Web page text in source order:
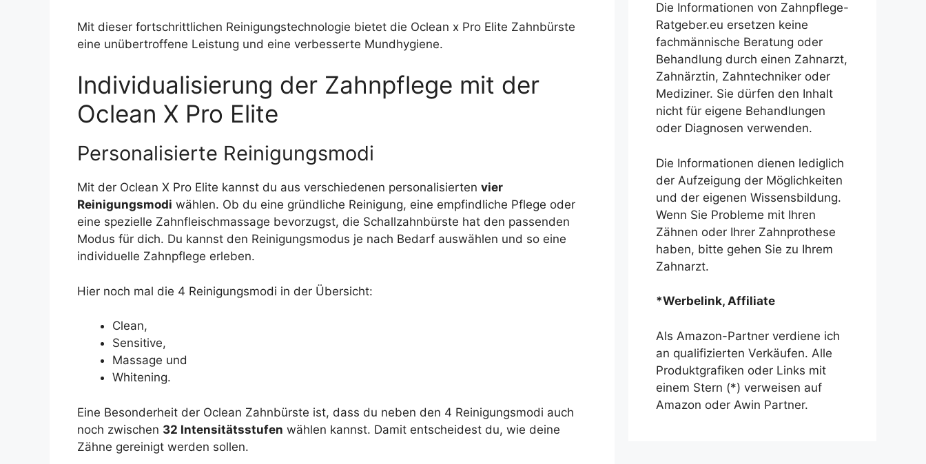
Mit dieser fortschrittlichen Reinigungstechnologie bietet die Oclean x Pro Elite Zahnbürste
eine unübertroffene Leistung und eine verbesserte Mundhygiene.
Individualisierung der Zahnpflege mit der
Oclean X Pro Elite
Personalisierte Reinigungsmodi
Mit der Oclean X Pro Elite kannst du aus verschiedenen personalisierten vier
Reinigungsmodi wählen. Ob du eine gründliche Reinigung, eine empfindliche Pflege oder
eine spezielle Zahnfleischmassage bevorzugst, die Schallzahnbürste hat den passenden
Modus für dich. Du kannst den Reinigungsmodus je nach Bedarf auswählen und so eine
individuelle Zahnpflege erleben.
Hier noch mal die 4 Reinigungsmodi in der Übersicht:
Clean,
Sensitive,
Massage und
Whitening.
Eine Besonderheit der Oclean Zahnbürste ist, dass du neben den 4 Reinigungsmodi auch
noch zwischen 32 Intensitätsstufen wählen kannst. Damit entscheidest du, wie deine
Zähne gereinigt werden sollen.
Die Informationen von Zahnpflege-
Ratgeber.eu ersetzen keine
fachmännische Beratung oder
Behandlung durch einen Zahnarzt,
Zahnärztin, Zahntechniker oder
Mediziner. Sie dürfen den Inhalt
nicht für eigene Behandlungen
oder Diagnosen verwenden.
Die Informationen dienen lediglich
der Aufzeigung der Möglichkeiten
und der eigenen Wissensbildung.
Wenn Sie Probleme mit Ihren
Zähnen oder Ihrer Zahnprothese
haben, bitte gehen Sie zu Ihrem
Zahnarzt.
*Werbelink, Affiliate
Als Amazon-Partner verdiene ich
an qualifizierten Verkäufen. Alle
Produktgrafiken oder Links mit
einem Stern (*) verweisen auf
Amazon oder Awin Partner.